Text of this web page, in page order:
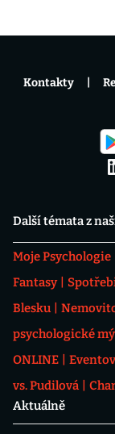
Další témata z
Moje Psychologie
Fantasy
Blesku
psychologické
ONLINE
vs. Pudilová
Aktuálně
Kontakty